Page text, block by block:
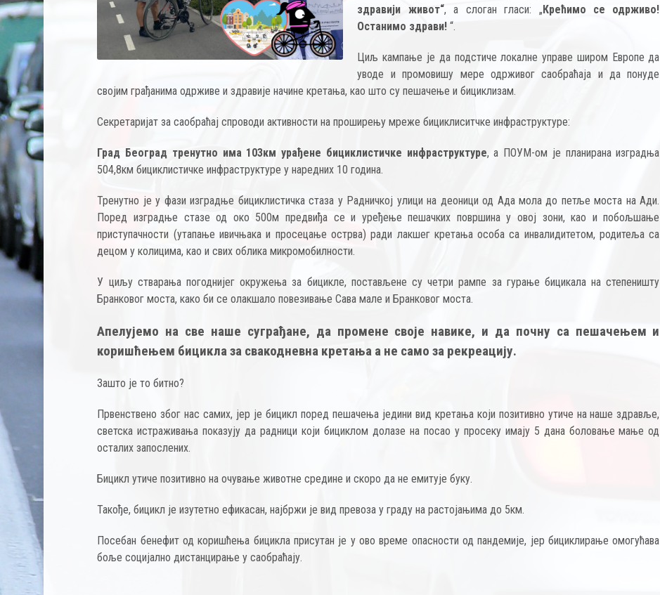
здравији живот“, а слоган гласи: „Крећимо се одрживо!
Останимо здрави! “.
Циљ кампање је да подстиче локалне управе широм Европе да
уводе и промовишу мере одрживог саобраћаја и да понуде
својим грађанима одрживе и здравије начине кретања, као што су пешачење и бициклизам.
Секретаријат за саобраћај спроводи активности на проширењу мреже бициклиситчке инфраструктуре:
Град Београд тренутно има 103км урађене бициклистичке инфраструктуре, а ПОУМ-ом је планирана изградња
504,8км бициклистичке инфраструктуре у наредних 10 година.
Тренутно је у фази изградње бициклистичка стаза у Радничкој улици на деоници од Ада мола до петље моста на Ади.
Поред изградње стазе од око 500м предвиђа се и уређење пешачких површина у овој зони, као и побољшање
приступачности (утапање ивичњака и просецање острва) ради лакшег кретања особа са инвалидитетом, родитеља са
децом у колицима, као и свих облика микромобилности.
У циљу стварања погоднијег окружења за бицикле, постављене су четри рампе за гурање бицикала на степеништу
Бранковог моста, како би се олакшало повезивање Сава мале и Бранковог моста.
Апелујемо на све наше суграђане, да промене своје навике, и да почну са пешачењем и
коришћењем бицикла за свакодневна кретања а не само за рекреацију.
Зашто је то битно?
Првенствено због нас самих, јер је бицикл поред пешачења једини вид кретања који позитивно утиче на наше здравље,
светска истраживања показују да радници који бициклом долазе на посао у просеку имају 5 дана боловање мање од
осталих запослених.
Бицикл утиче позитивно на очување животне средине и скоро да не емитује буку.
Такође, бицикл је изутетно ефикасан, најбржи је вид превоза у граду на растојањима до 5км.
Посебан бенефит од коришћења бицикла присутан је у ово време опасности од пандемије, јер бициклирање омогућава
боље социјално дистанцирање у саобраћају.